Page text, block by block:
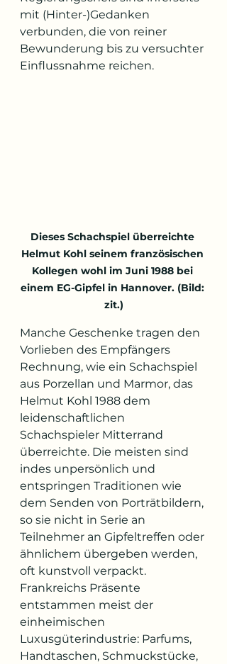
mit (Hinter-)Gedanken
verbunden, die von reiner
Bewunderung bis zu versuchter
Einflussnahme reichen.
Dieses Schachspiel überreichte
Helmut Kohl seinem französischen
Kollegen wohl im Juni 1988 bei
einem EG-Gipfel in Hannover. (Bild:
zit.)
Manche Geschenke tragen den
Vorlieben des Empfängers
Rechnung, wie ein Schachspiel
aus Porzellan und Marmor, das
Helmut Kohl 1988 dem
leidenschaftlichen
Schachspieler Mitterrand
überreichte. Die meisten sind
indes unpersönlich und
entspringen Traditionen wie
dem Senden von Porträtbildern,
so sie nicht in Serie an
Teilnehmer an Gipfeltreffen oder
ähnlichem übergeben werden,
oft kunstvoll verpackt.
Frankreichs Präsente
entstammen meist der
einheimischen
Luxusgüterindustrie: Parfums,
Handtaschen, Schmuckstücke,